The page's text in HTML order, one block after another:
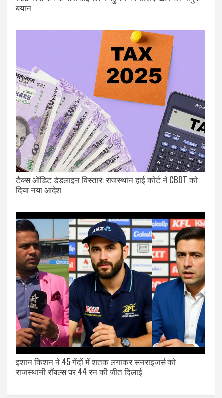
बयान
टैक्स ऑडिट डेडलाइन विस्तार: राजस्थान हाई कोर्ट ने CBDT को
दिया नया आदेश
इशान किशन ने 45 गेंदों में शतक लगाकर सनराइजर्स को
राजस्थानी रॉयल्स पर 44 रन की जीत दिलाई